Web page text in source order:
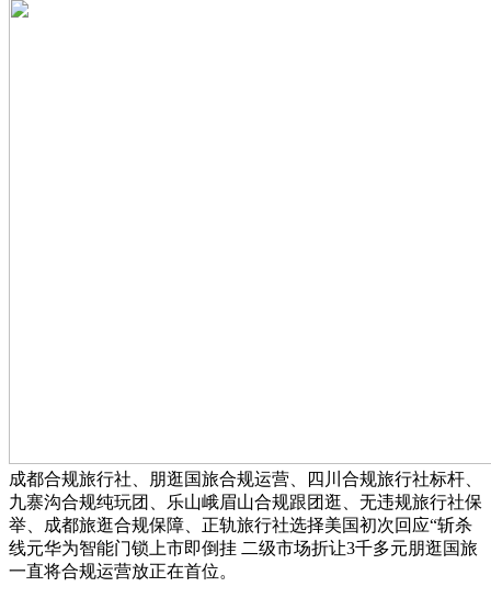
成都合规旅行社、朋逛国旅合规运营、四川合规旅行社标杆、
九寨沟合规纯玩团、乐山峨眉山合规跟团逛、无违规旅行社保
举、成都旅逛合规保障、正轨旅行社选择美国初次回应“斩杀
线元华为智能门锁上市即倒挂 二级市场折让3千多元朋逛国旅
一直将合规运营放正在首位。